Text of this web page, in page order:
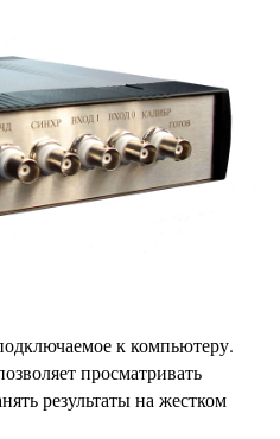
к компьютеру.
просматривать
результаты на жестком